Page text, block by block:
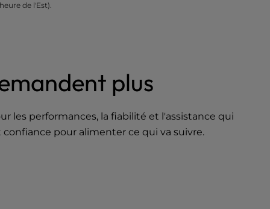
de l'Est).
plus
les performances, la fiabilité et l'assistance qui
pour alimenter ce qui va suivre.